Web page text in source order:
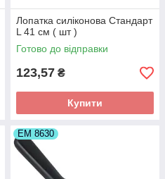
Лопатка силіконова Стандарт
L 41 см ( шт )
Готово до відправки
123,57 ₴
Купити
ЕМ 8630